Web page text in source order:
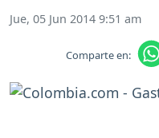
Jue, 05 Jun 2014 9:51 am
Comparte en: